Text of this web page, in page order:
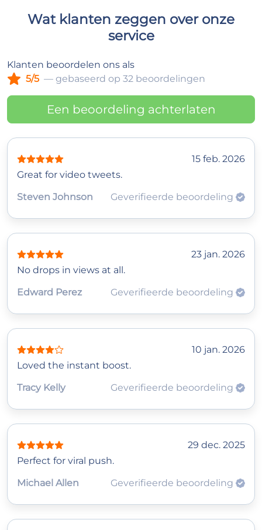
Wat klanten zeggen over onze
service
Klanten beoordelen ons als
5/5 — gebaseerd op 32 beoordelingen
Een beoordeling achterlaten
15 feb. 2026
Great for video tweets.
Steven Johnson
Geverifieerde beoordeling
23 jan. 2026
No drops in views at all.
Edward Perez
Geverifieerde beoordeling
10 jan. 2026
Loved the instant boost.
Tracy Kelly
Geverifieerde beoordeling
29 dec. 2025
Perfect for viral push.
Michael Allen
Geverifieerde beoordeling